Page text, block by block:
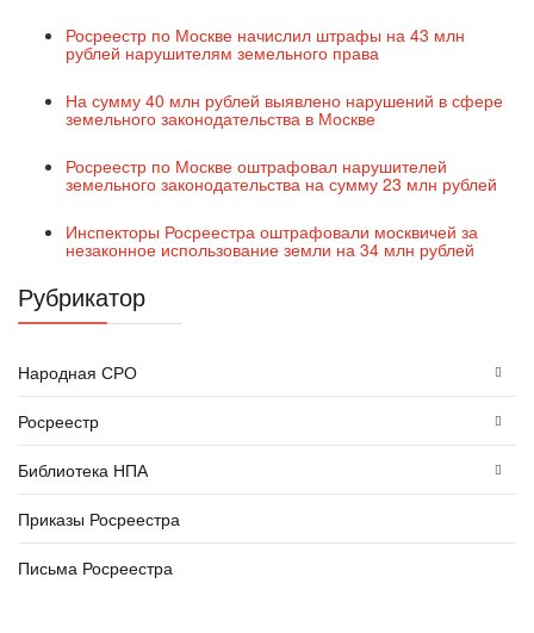
Росреестр по Москве начислил штрафы на 43 млн
рублей нарушителям земельного права
На сумму 40 млн рублей выявлено нарушений в сфере
земельного законодательства в Москве
Росреестр по Москве оштрафовал нарушителей
земельного законодательства на сумму 23 млн рублей
Инспекторы Росреестра оштрафовали москвичей за
незаконное использование земли на 34 млн рублей
Рубрикатор
Народная СРО
Росреестр
Библиотека НПА
Приказы Росреестра
Письма Росреестра